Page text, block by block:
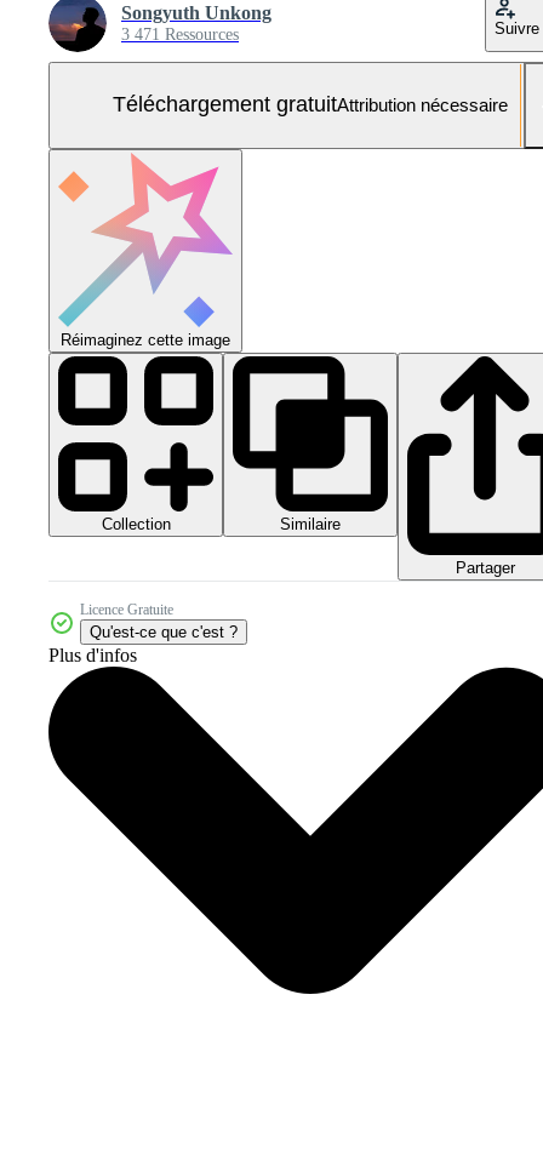
Songyuth Unkong
3 471 Ressources Suivre
Téléchargement gratuitAttribution nécessaire
Réimaginez cette image
Collection Similaire
Partager
Licence Gratuite
Qu'est-ce que c'est ?
Plus d'infos